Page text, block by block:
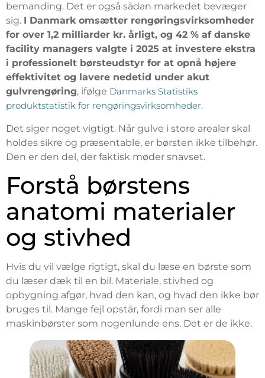
bemanding. Det er også sådan markedet bevæger
sig. I Danmark omsætter rengøringsvirksomheder
for over 1,2 milliarder kr. årligt, og 42 % af danske
facility managers valgte i 2025 at investere ekstra
i professionelt børsteudstyr for at opnå højere
effektivitet og lavere nedetid under akut
gulvrengøring, ifølge Danmarks Statistiks
produktstatistik for rengøringsvirksomheder.
Det siger noget vigtigt. Når gulve i store arealer skal
holdes sikre og præsentable, er børsten ikke tilbehør.
Den er den del, der faktisk møder snavset.
Forstå børstens
anatomi materialer
og stivhed
Hvis du vil vælge rigtigt, skal du læse en børste som
du læser dæk til en bil. Materiale, stivhed og
opbygning afgør, hvad den kan, og hvad den ikke bør
bruges til. Mange fejl opstår, fordi man ser alle
maskinbørster som nogenlunde ens. Det er de ikke.